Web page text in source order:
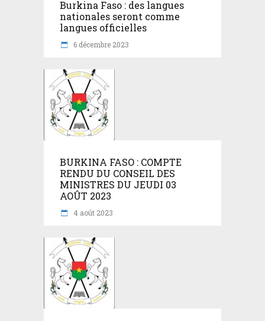
Burkina Faso : des langues
nationales seront comme
langues officielles
6 décembre 2023
BURKINA FASO : COMPTE
RENDU DU CONSEIL DES
MINISTRES DU JEUDI 03
AOÛT 2023
4 août 2023